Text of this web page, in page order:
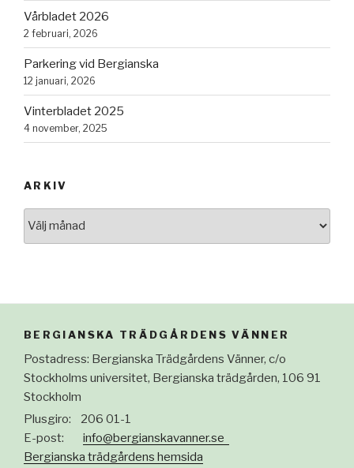
Vårbladet 2026
2 februari, 2026
Parkering vid Bergianska
12 januari, 2026
Vinterbladet 2025
4 november, 2025
ARKIV
BERGIANSKA TRÄDGÅRDENS VÄNNER
Postadress: Bergianska Trädgårdens Vänner, c/o
Stockholms universitet, Bergianska trädgården, 106 91
Stockholm
Plusgiro: 206 01-1
E-post: info@bergianskavanner.se
Bergianska trädgårdens hemsida